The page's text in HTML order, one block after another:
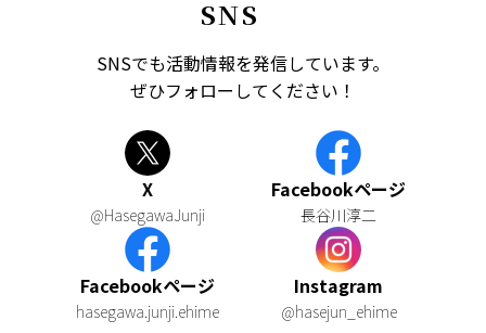
SNS
SNSでも活動情報を発信しています。
ぜひフォローしてください！
X
@HasegawaJunji
Facebookページ
長谷川淳二
Facebookページ
hasegawa.junji.ehime
Instagram
@hasejun_ehime